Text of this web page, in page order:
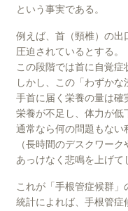
という事実である。
例えば、首（頸椎）の出
圧迫されているとする。
この段階では首に自覚症
しかし、この「わずかな
手首に届く栄養の量は確
栄養が不足し、体力が低
通常なら何の問題もない
（長時間のデスクワーク
あっけなく悲鳴を上げて
これが「手根管症候群」
統計によれば、手根管症